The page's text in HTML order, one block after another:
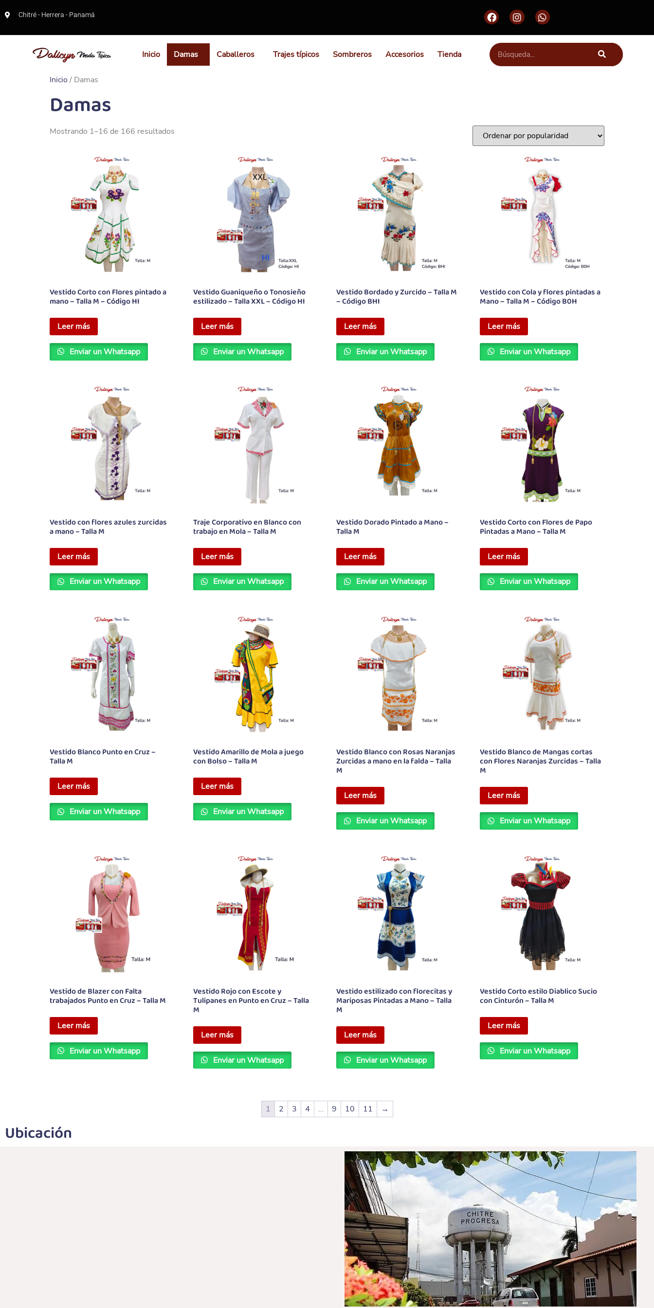
Chitré - Herrera - Panamá
Inicio Damas Caballeros Trajes típicos Sombreros Accesorios Tienda
Inicio / Damas
Damas
Mostrando 1–16 de 166 resultados
Vestido Corto con Flores pintado a
mano – Talla M – Código HI
Leer más
Enviar un Whatsapp
Vestido Guaniqueño o Tonosieño
estilizado – Talla XXL – Código HI
Leer más
Enviar un Whatsapp
Vestido Bordado y Zurcido – Talla M
– Código BHI
Leer más
Enviar un Whatsapp
Vestido con Cola y flores pintadas a
Mano – Talla M – Código B0H
Leer más
Enviar un Whatsapp
Vestido con flores azules zurcidas
a mano – Talla M
Leer más
Enviar un Whatsapp
Traje Corporativo en Blanco con
trabajo en Mola – Talla M
Leer más
Enviar un Whatsapp
Vestido Dorado Pintado a Mano –
Talla M
Leer más
Enviar un Whatsapp
Vestido Corto con Flores de Papo
Pintadas a Mano – Talla M
Leer más
Enviar un Whatsapp
Vestido Blanco Punto en Cruz –
Talla M
Leer más
Enviar un Whatsapp
Vestido Amarillo de Mola a juego
con Bolso – Talla M
Leer más
Enviar un Whatsapp
Vestido Blanco con Rosas Naranjas
Zurcidas a mano en la falda – Talla
M
Leer más
Enviar un Whatsapp
Vestido Blanco de Mangas cortas
con Flores Naranjas Zurcidas – Talla
M
Leer más
Enviar un Whatsapp
Vestido de Blazer con Falta
trabajados Punto en Cruz – Talla M
Leer más
Enviar un Whatsapp
Vestido Rojo con Escote y
Tulipanes en Punto en Cruz – Talla
M
Leer más
Enviar un Whatsapp
Vestido estilizado con florecitas y
Mariposas Pintadas a Mano – Talla
M
Leer más
Enviar un Whatsapp
Vestido Corto estilo Diablico Sucio
con Cinturón – Talla M
Leer más
Enviar un Whatsapp
1 2 3 4 … 9 10 11 →
Ubicación